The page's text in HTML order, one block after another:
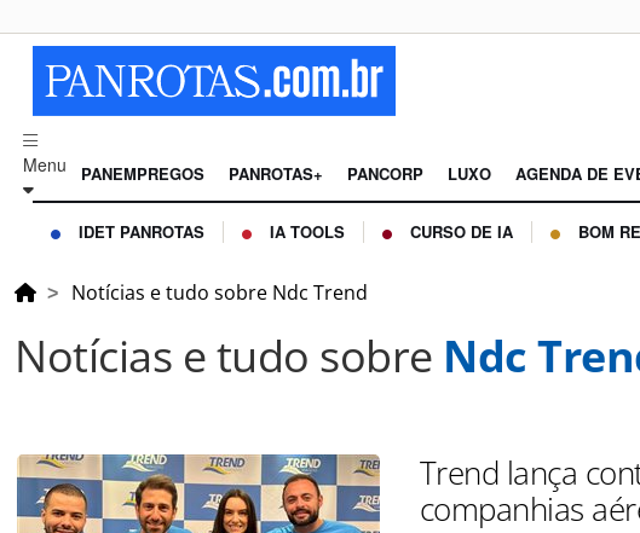
Menu PANEMPREGOS PANROTAS+ PANCORP LUXO AGENDA DE
IDET PANROTAS IA TOOLS CURSO DE IA BOM
Notícias e tudo sobre Ndc Trend
Notícias e tudo sobre Ndc
Trend lança
companhias